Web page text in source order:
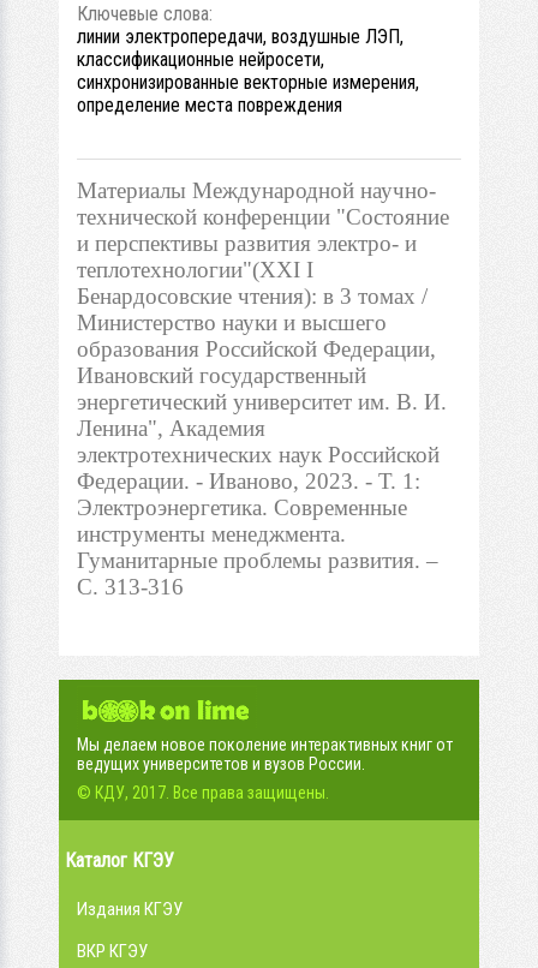
Ключевые слова:
линии электропередачи, воздушные ЛЭП,
классификационные нейросети,
синхронизированные векторные измерения,
определение места повреждения
Материалы Международной научно-
технической конференции "Состояние
и перспективы развития электро- и
теплотехнологии"(XXI I
Бенардосовские чтения): в 3 томах /
Министерство науки и высшего
образования Российской Федерации,
Ивановский государственный
энергетический университет им. В. И.
Ленина", Академия
электротехнических наук Российской
Федерации. - Иваново, 2023. - Т. 1:
Электроэнергетика. Современные
инструменты менеджмента.
Гуманитарные проблемы развития. –
С. 313-316
Мы делаем новое поколение интерактивных книг от
ведущих университетов и вузов России.
© КДУ, 2017. Все права защищены.
Каталог КГЭУ
Издания КГЭУ
ВКР КГЭУ